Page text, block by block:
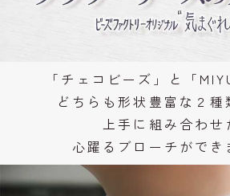
「チェコビーズ」と「
どちらも形状豊富な２種
上手に組み合わせ
心躍るブローチができ